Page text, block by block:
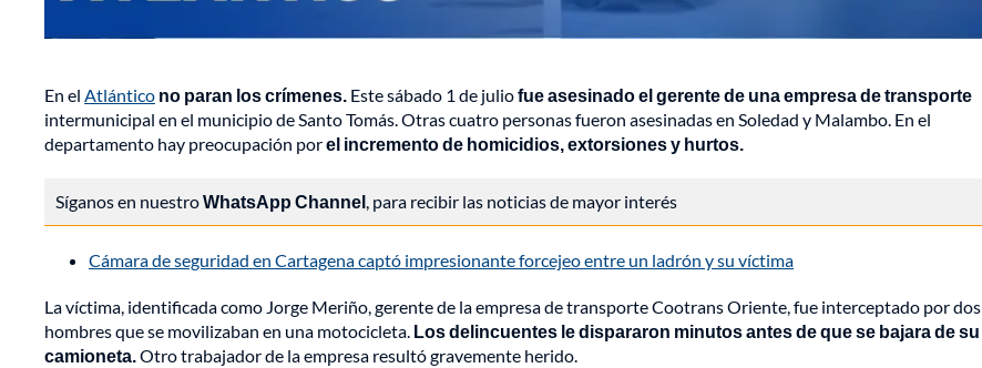
En el Atlántico no paran los crímenes. Este sábado 1 de juliofue asesinado el gerente de una empresa de transporte
intermunicipal en el municipio de Santo Tomás. Otras cuatro personas fueron asesinadas en Soledad y Malambo. En el
departamento hay preocupación porel incremento de homicidios, extorsiones y hurtos.
Síganos en nuestroWhatsApp Channel, para recibir las noticias de mayor interés
Cámara de seguridad en Cartagena captó impresionante forcejeo entre un ladrón y su víctima
La víctima, identificada como Jorge Meriño, gerente de la empresa de transporte Cootrans Oriente, fue interceptado por dos
hombres que se movilizaban en una motocicleta. Los delincuentes le dispararon minutos antes de que se bajara de su
camioneta.Otro trabajador de la empresa resultó gravemente herido.